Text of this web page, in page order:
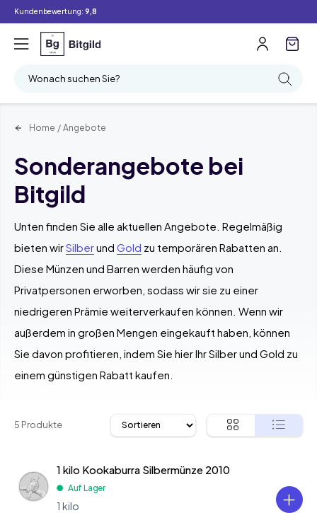
Kundenbewertung: 9,8
Wonach suchen Sie?
Filter
Home / Angebote
Sonderangebote bei
Bitgild
Unten finden Sie alle aktuellen Angebote. Regelmäßig
bieten wirSilberund Gold zu temporären Rabatten an.
Diese Münzen und Barren werden häufig von
Privatpersonen erworben, sodass wir sie zu einer
niedrigeren Prämie weiterverkaufen können. Wenn wir
außerdem in großen Mengen eingekauft haben, können
Sie davon profitieren, indem Sie hier Ihr Silber und Gold zu
einem günstigen Rabatt kaufen.
5 Produkte
1 kilo Kookaburra Silbermünze 2010
Auf Lager
1 kilo